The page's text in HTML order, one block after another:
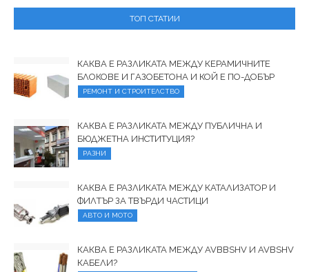
ТОП СТАТИИ
КАКВА Е РАЗЛИКАТА МЕЖДУ КЕРАМИЧНИТЕ
БЛОКОВЕ И ГАЗОБЕТОНА И КОЙ Е ПО-ДОБЪР
РЕМОНТ И СТРОИТЕЛСТВО
КАКВА Е РАЗЛИКАТА МЕЖДУ ПУБЛИЧНА И
БЮДЖЕТНА ИНСТИТУЦИЯ?
РАЗНИ
КАКВА Е РАЗЛИКАТА МЕЖДУ КАТАЛИЗАТОР И
ФИЛТЪР ЗА ТВЪРДИ ЧАСТИЦИ
АВТО И МОТО
КАКВА Е РАЗЛИКАТА МЕЖДУ AVBBSHV И AVBSHV
КАБЕЛИ?